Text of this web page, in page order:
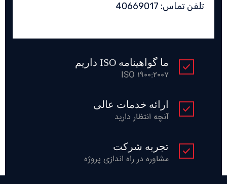
تلفن تماس: 40669017
ما گواهینامه ISO داریم
ISO 1900:2007
ارائه خدمات عالی
آنچه انتظار دارید
تجربه شرکت
مشاوره در راه اندازی پروژه